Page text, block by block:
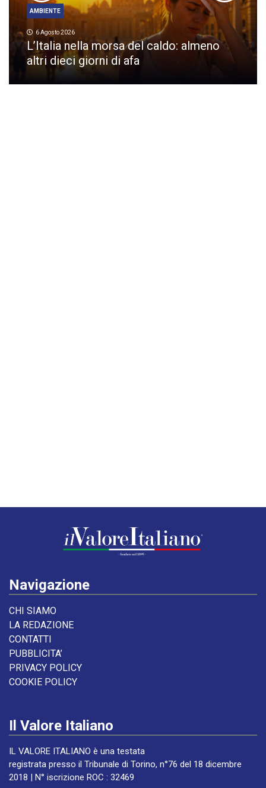
AMBIENTE
6 Agosto 2026
L’Italia nella morsa del caldo: almeno
altri dieci giorni di afa
Navigazione
CHI SIAMO
LA REDAZIONE
CONTATTI
PUBBLICITA’
PRIVACY POLICY
COOKIE POLICY
Il Valore Italiano
IL VALORE ITALIANO è una testata
registrata presso il Tribunale di Torino, n°76 del 18 dicembre
2018 | N° iscrizione ROC : 32469